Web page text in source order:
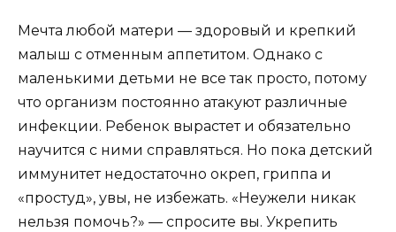
Мечта любой матери — здоровый и крепкий
малыш с отменным аппетитом. Однако с
маленькими детьми не все так просто, потому
что организм постоянно атакуют различные
инфекции. Ребенок вырастет и обязательно
научится с ними справляться. Но пока детский
иммунитет недостаточно окреп, гриппа и
«простуд», увы, не избежать. «Неужели никак
нельзя помочь?» — спросите вы. Укрепить